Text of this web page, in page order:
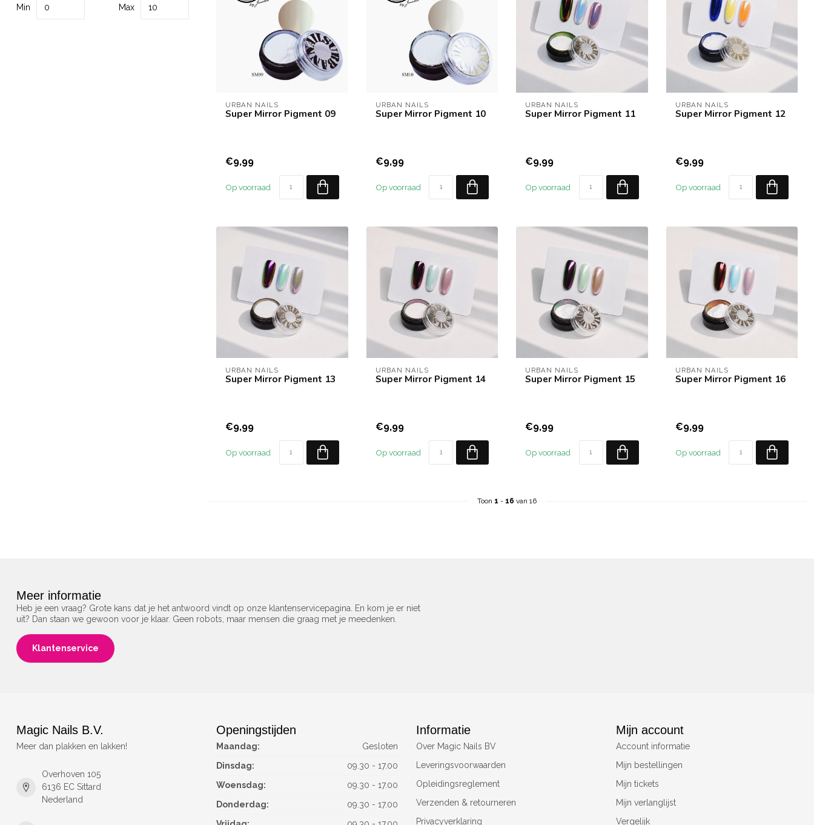
Min Max
URBAN NAILS
Super Mirror Pigment 09
€9,99
Op voorraad
URBAN NAILS
Super Mirror Pigment 10
€9,99
Op voorraad
URBAN NAILS
Super Mirror Pigment 11
€9,99
Op voorraad
URBAN NAILS
Super Mirror Pigment 12
€9,99
Op voorraad
URBAN NAILS
Super Mirror Pigment 13
€9,99
Op voorraad
URBAN NAILS
Super Mirror Pigment 14
€9,99
Op voorraad
URBAN NAILS
Super Mirror Pigment 15
€9,99
Op voorraad
URBAN NAILS
Super Mirror Pigment 16
€9,99
Op voorraad
Toon 1 - 16 van 16
Meer informatie
Heb je een vraag? Grote kans dat je het antwoord vindt op onze klantenservicepagina. En kom je er niet
uit? Dan staan we gewoon voor je klaar. Geen robots, maar mensen die graag met je meedenken.
Klantenservice
Magic Nails B.V.
Meer dan plakken en lakken!
Overhoven 105
6136 EC Sittard
Nederland
Openingstijden
Maandag:
Gesloten
Dinsdag:
09.30 - 17.00
Woensdag:
09.30 - 17.00
Donderdag:
09.30 - 17.00
Informatie
Over Magic Nails BV
Leveringsvoorwaarden
Opleidingsreglement
Verzenden & retourneren
Privacyverklaring
Mijn account
Account informatie
Mijn bestellingen
Mijn tickets
Mijn verlanglijst
Vergelijk